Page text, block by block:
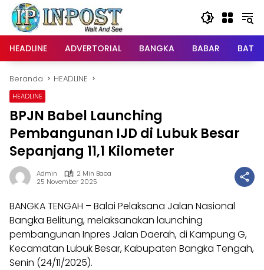
Langsung
konten
HEADLINE
ADVERTORIAL BANGKA BABAR
Beranda HEADLINE
HEADLINE
BPJN Babel Launching
Pembangunan IJD di Lubuk Besar
Sepanjang 11,1 Kilometer
Admin
2 Min Baca
25 November 2025
BANGKA TENGAH – Balai Pelaksana Jalan Nasional
Bangka Belitung, melaksanakan launching
pembangunan Inpres Jalan Daerah, di Kampung G,
Kecamatan Lubuk Besar, Kabupaten Bangka Tengah,
Senin (24/11/2025).